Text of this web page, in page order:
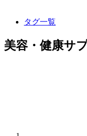
タグ一覧
美容・健康サ